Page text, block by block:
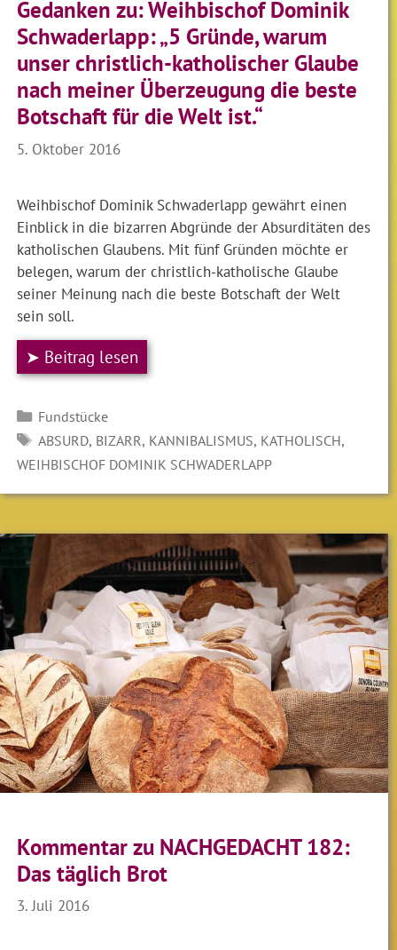
Gedanken zu: Weihbischof Dominik
Schwaderlapp: „5 Gründe, warum
unser christlich-katholischer Glaube
nach meiner Überzeugung die beste
Botschaft für die Welt ist.“
5. Oktober 2016
Weihbischof Dominik Schwaderlapp gewährt einen
Einblick in die bizarren Abgründe der Absurditäten des
katholischen Glaubens. Mit fünf Gründen möchte er
belegen, warum der christlich-katholische Glaube
seiner Meinung nach die beste Botschaft der Welt
sein soll.
➤ Beitrag lesen
Kategorien
Fundstücke
SCHLAGWÖRTER
ABSURD, BIZARR, KANNIBALISMUS, KATHOLISCH,
WEIHBISCHOF DOMINIK SCHWADERLAPP
Kommentar zu NACHGEDACHT 182:
Das täglich Brot
3. Juli 2016